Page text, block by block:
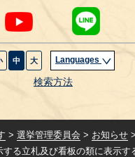
中 大 Languages
検索方法
祉
> 選挙管理委員会 > お知らせ
る立札及び看板の類に表示す